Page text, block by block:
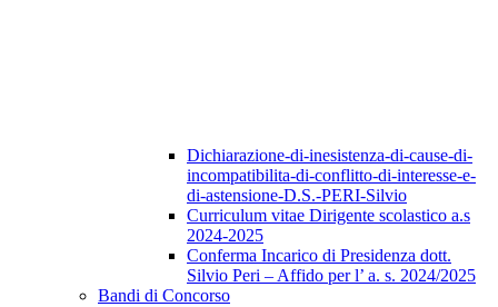
Dichiarazione-di-inesistenza-di-cause-di-
incompatibilita-di-conflitto-di-interesse-e-
di-astensione-D.S.-PERI-Silvio
Curriculum vitae Dirigente scolastico a.s
2024-2025
Conferma Incarico di Presidenza dott.
Silvio Peri – Affido per l’ a. s. 2024/2025
Bandi di Concorso